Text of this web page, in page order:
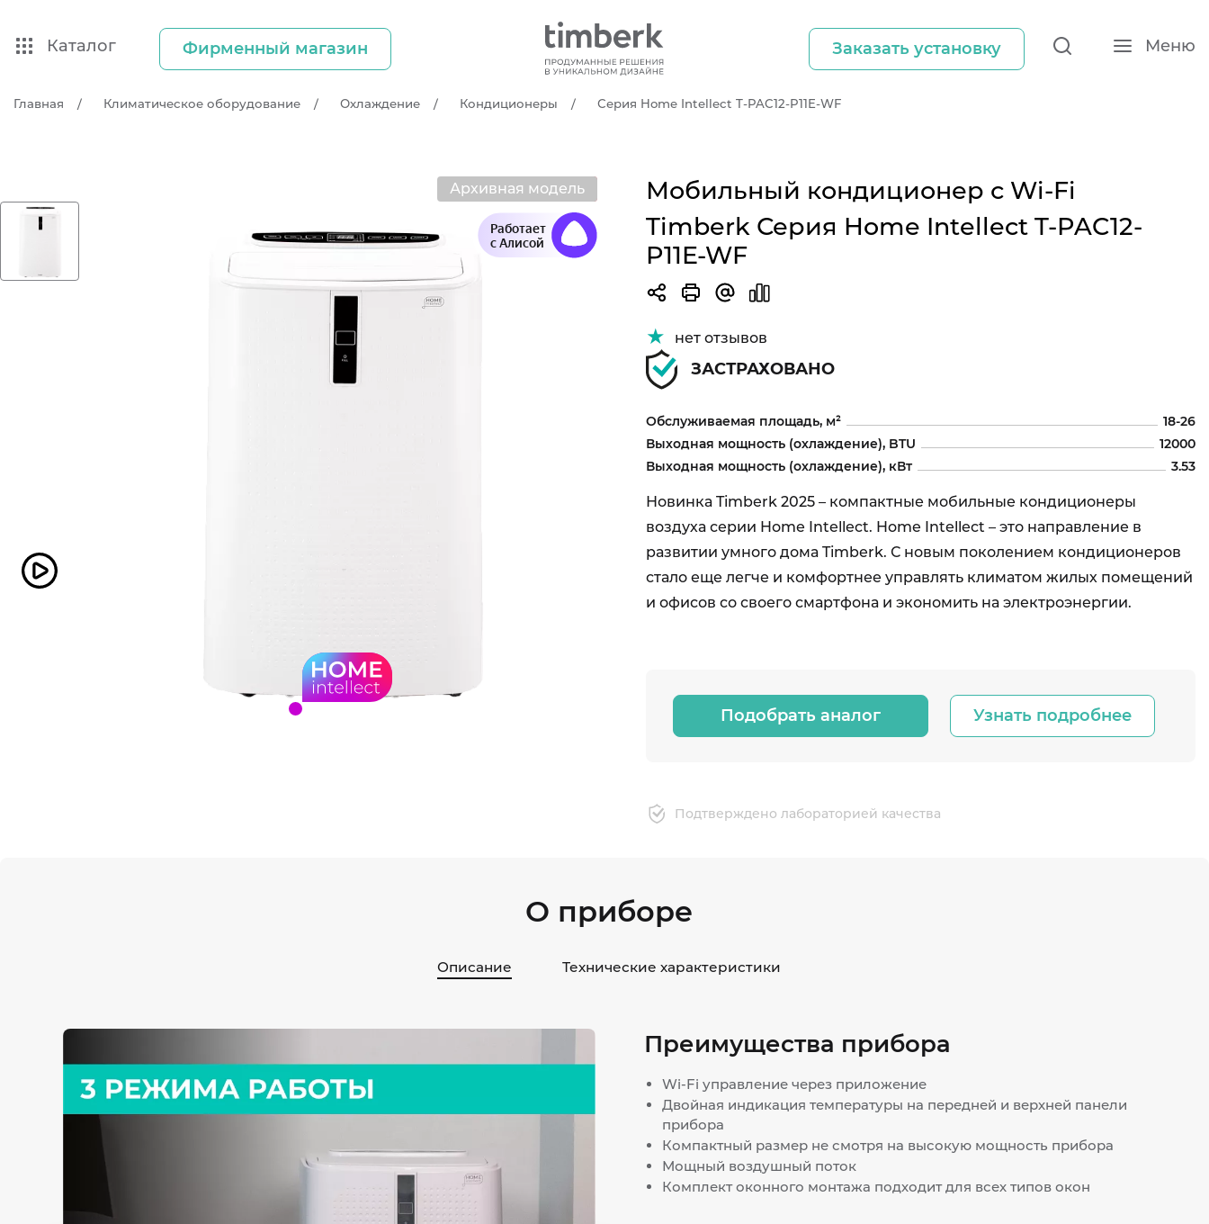
Каталог Фирменный магазин Заказать установку Меню
Главная Климатическое оборудование Охлаждение Кондиционеры Серия Home Intellect T-PAC12-P11E-WF
Новинка!
Архивная модель
Работает
с Алисой
Мобильный кондиционер с Wi-Fi
Timberk Серия Home Intellect T-PAC12-
P11E-WF
нет отзывов
ЗАСТРАХОВАНО
Обслуживаемая площадь, м²
18-26
Выходная мощность (охлаждение), BTU
12000
Выходная мощность (охлаждение), кВт
3.53
Новинка Timberk 2025 – компактные мобильные кондиционеры
воздуха серии Home Intellect. Home Intellect – это направление в
развитии умного дома Timberk. С новым поколением кондиционеров
стало еще легче и комфортнее управлять климатом жилых помещений
и офисов со своего смартфона и экономить на электроэнергии.
Подобрать аналог Узнать подробнее
Подтверждено лабораторией качества
О приборе
Описание Технические характеристики
Преимущества прибора
Wi-Fi управление через приложение
Двойная индикация температуры на передней и верхней панели
прибора
Компактный размер не смотря на высокую мощность прибора
Мощный воздушный поток
Комплект оконного монтажа подходит для всех типов окон